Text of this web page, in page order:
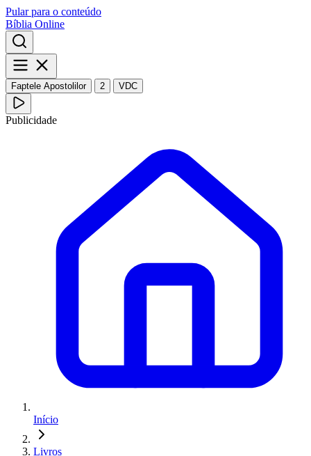
Pular para o conteúdo
Bíblia Online
Faptele Apostolilor 2 VDC
Publicidade
Início
Livros